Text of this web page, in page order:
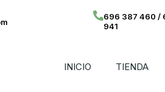
696 387 460 /
941
INICIO TIENDA